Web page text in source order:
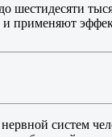
шестидесяти
применяют
систем